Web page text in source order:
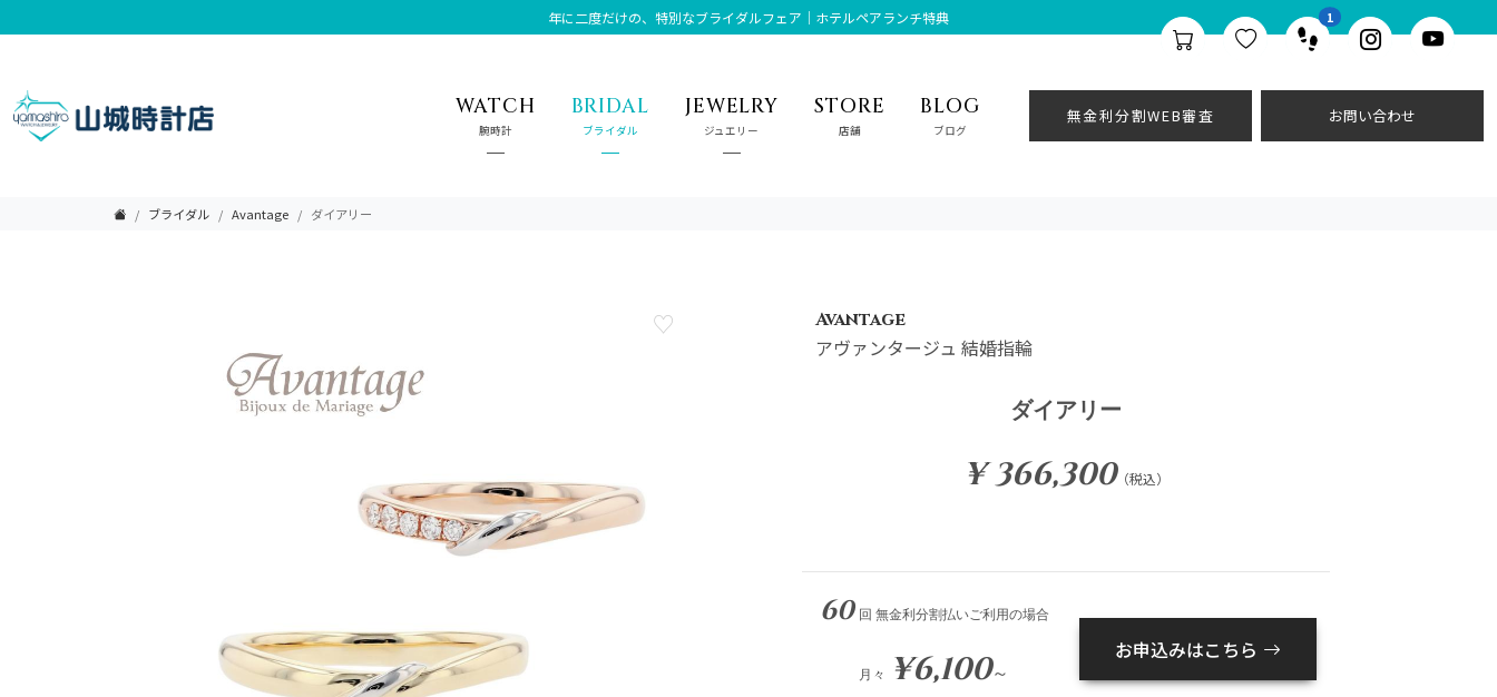
年に二度だけの、特別なブライダルフェア｜ホテルペアランチ特典 1
WATCH
腕時計
BRIDAL
ブライダル
JEWELRY
ジュエリー
STORE
店舗
BLOG
ブログ
無金利分割WEB審査 お問い合わせ
ブライダル Avantage ダイアリー
Avantage
アヴァンタージュ 結婚指輪
ダイアリー
¥ 366,300（税込）
60 回 無金利分割払いご利用の場合
月々 ¥6,100～
お申込みはこちら